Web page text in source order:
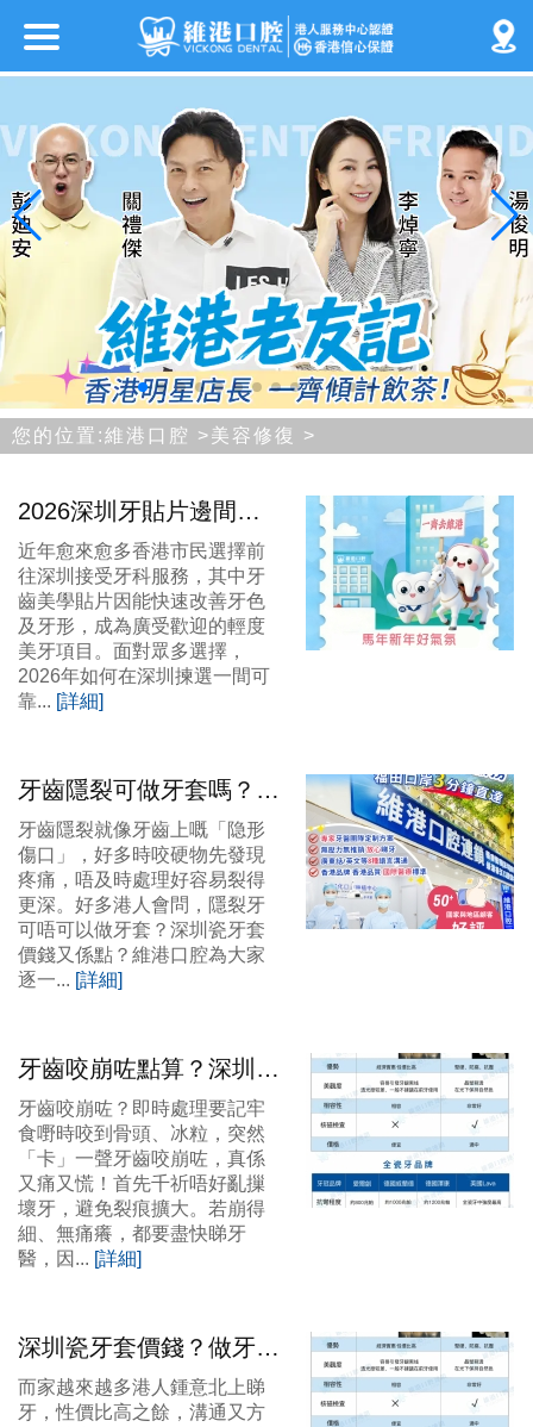
您的位置:維港口腔 >美容修復 >
2026深圳牙貼片邊間
好？維港口腔過關即到，
醫療質量A級認證｜港人
信心之選
近年愈來愈多香港市民選擇前
往深圳接受牙科服務，其中牙
齒美學貼片因能快速改善牙色
及牙形，成為廣受歡迎的輕度
美牙項目。面對眾多選擇，
2026年如何在深圳揀選一間可
靠... [詳細]
牙齒隱裂可做牙套嗎？深
圳瓷牙套價錢
牙齒隱裂就像牙齒上嘅「隐形
傷口」，好多時咬硬物先發現
疼痛，唔及時處理好容易裂得
更深。好多港人會問，隱裂牙
可唔可以做牙套？深圳瓷牙套
價錢又係點？維港口腔為大家
逐一... [詳細]
牙齒咬崩咗點算？深圳瓷
牙套價錢大公開
牙齒咬崩咗？即時處理要記牢
食嘢時咬到骨頭、冰粒，突然
「卡」一聲牙齒咬崩咗，真係
又痛又慌！首先千祈唔好亂摷
壞牙，避免裂痕擴大。若崩得
細、無痛癢，都要盡快睇牙
醫，因... [詳細]
深圳瓷牙套價錢？做牙套
需要磨牙嗎？
而家越來越多港人鍾意北上睇
牙，性價比高之餘，溝通又方